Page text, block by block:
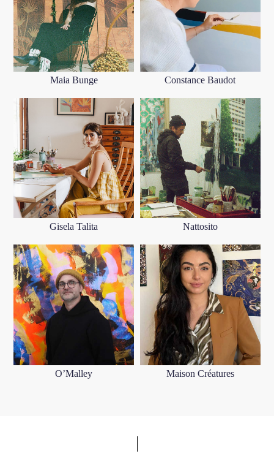
Maia Bunge Constance Baudot
Gisela Talita Nattosito
O’Malley Maison Créatures